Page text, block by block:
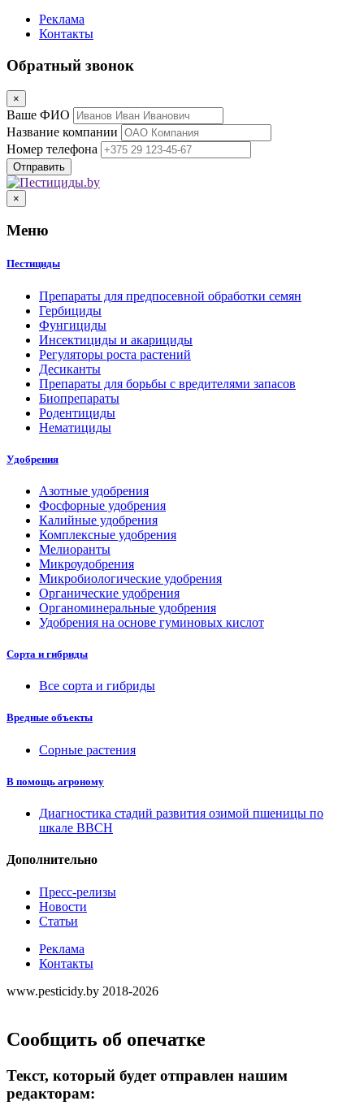
Реклама
Контакты
Обратный звонок
×
Ваше ФИО
Название компании
Номер телефона
×
Меню
Пестициды
Препараты для предпосевной обработки семян
Гербициды
Фунгициды
Инсектициды и акарициды
Регуляторы роста растений
Десиканты
Препараты для борьбы с вредителями запасов
Биопрепараты
Родентициды
Нематициды
Удобрения
Азотные удобрения
Фосфорные удобрения
Калийные удобрения
Комплексные удобрения
Мелиоранты
Микроудобрения
Микробиологические удобрения
Органические удобрения
Органоминеральные удобрения
Удобрения на основе гуминовых кислот
Сорта и гибриды
Все сорта и гибриды
Вредные объекты
Сорные растения
В помощь агроному
Диагностика стадий развития озимой пшеницы по
шкале ВВСН
Дополнительно
Пресс-релизы
Новости
Статьи
Реклама
Контакты
www.pesticidy.by 2018-2026
Сообщить об опечатке
Текст, который будет отправлен нашим
редакторам: